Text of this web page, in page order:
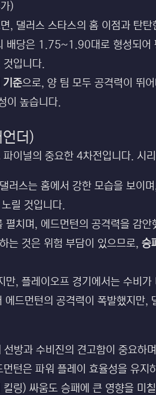
)
, 댈러스 스타스의 홈 이점과
배당은 1.75~1.90대로 형성되
것입니다.
준으로, 양 팀 모두 공격력이 뛰
이 높습니다.
더)
이널의 중요한 4차전입니다. 시
러스는 홈에서 강한 모습을 보이
릴 것입니다.
펼치며, 에드먼턴의 공격력을 감
는 것은 위험 부담이 있으므로, 승
만, 플레이오프 경기에서는 수비
드먼턴의 공격력이 폭발했지만,
방과 수비진의 견고함이 중요
턴은 파워 플레이 효율성을 유
링) 싸움도 승패에 큰 영향을 미